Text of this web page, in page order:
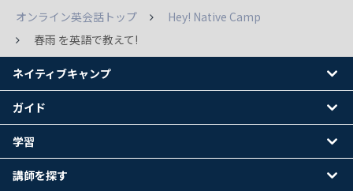
オンライン英会話トップ
Hey! Native Camp
春雨 を英語で教えて!
ネイティブキャンプ
ガイド
学習
講師を探す